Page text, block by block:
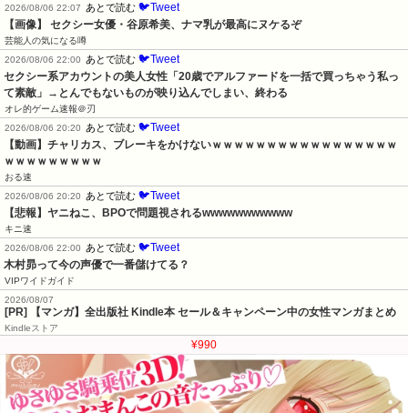
2026/08/06 22:07 あとで読む 🐦Tweet
【画像】 セクシー女優・谷原希美、ナマ乳が最高にヌケるぞ
芸能人の気になる噂
2026/08/06 22:00 あとで読む 🐦Tweet
セクシー系アカウントの美人女性「20歳でアルファードを一括で買っちゃう私っ
て素敵」→とんでもないものが映り込んでしまい、終わる
オレ的ゲーム速報＠刃
2026/08/06 20:20 あとで読む 🐦Tweet
【動画】チャリカス、ブレーキをかけないｗｗｗｗｗｗｗｗｗｗｗｗｗｗｗｗｗ
ｗｗｗｗｗｗｗｗｗ
おる速
2026/08/06 20:20 あとで読む 🐦Tweet
【悲報】ヤニねこ、BPOで問題視されるwwwwwwwwwww
キニ速
2026/08/06 22:00 あとで読む 🐦Tweet
木村昴って今の声優で一番儲けてる？
VIPワイドガイド
2026/08/07
[PR] 【マンガ】全出版社 Kindle本 セール＆キャンペーン中の女性マンガまとめ
Kindleストア
¥990